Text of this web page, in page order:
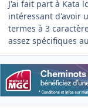
J'ai fait part à Kata
intéressant d'avoir
termes à 3
assez spécifiques